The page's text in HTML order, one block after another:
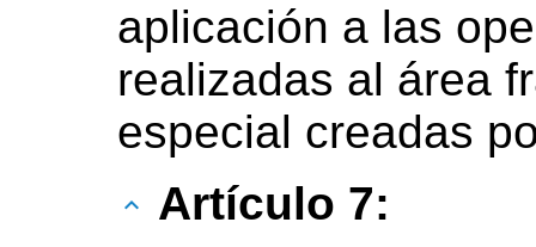
aplicación a las
realizadas al área
especial creadas
Artículo 7: